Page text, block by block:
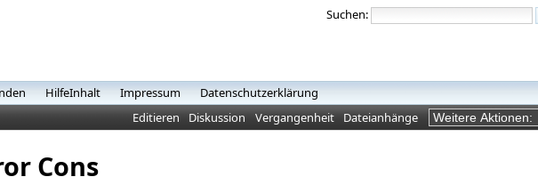
Suchen:
HilfeInhalt Impressum
Datenschutzerklärung
Editieren
Diskussion Vergangenheit Dateianhänge
Cons